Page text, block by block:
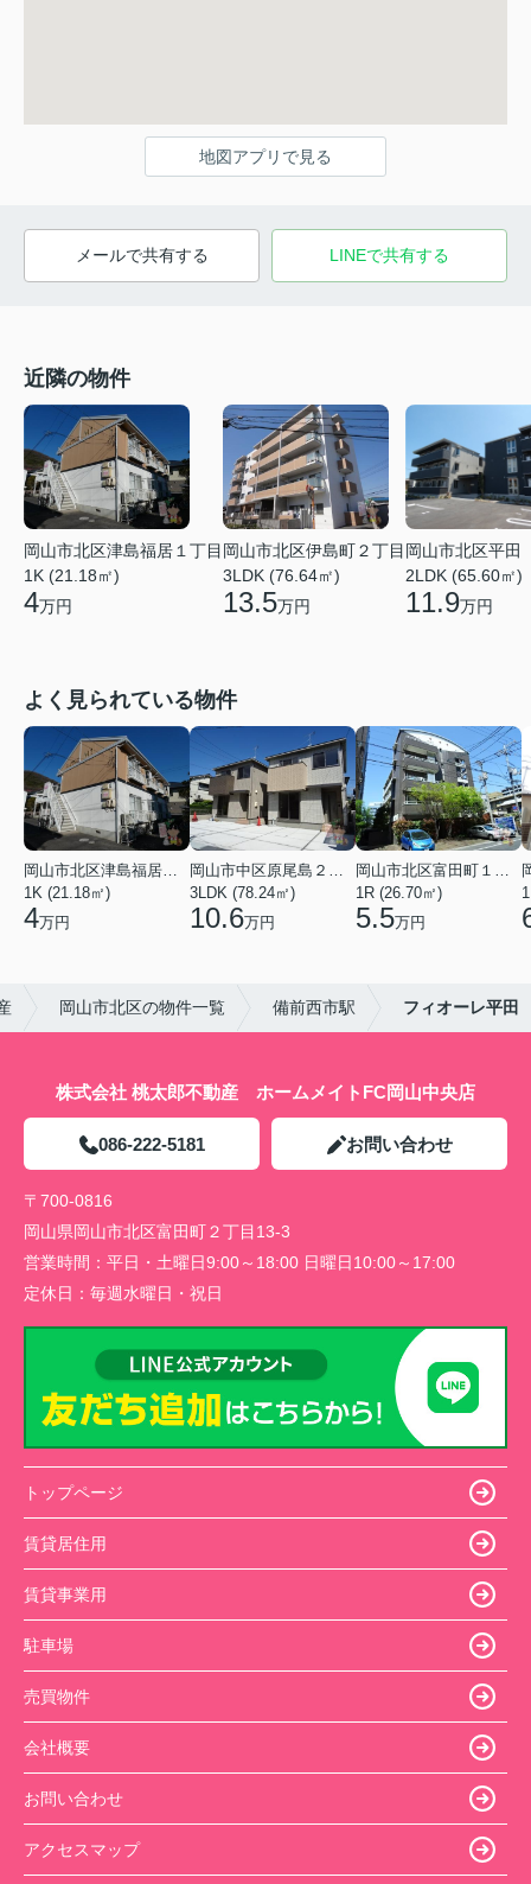
地図アプリで見る
メールで共有する LINEで共有する
近隣の物件
岡山市北区津島福居１丁目
1K (21.18㎡)
4万円
岡山市北区伊島町２丁目
3LDK (76.64㎡)
13.5万円
岡山市北区平田
2LDK (65.60㎡)
11.9万円
よく見られている物件
岡山市北区津島福居１丁目
1K (21.18㎡)
4万円
岡山市中区原尾島２丁目
3LDK (78.24㎡)
10.6万円
岡山市北区富田町１丁目
1R (26.70㎡)
5.5万円
岡山市北区の物件一覧 備前西市駅 フィオーレ平田
株式会社 桃太郎不動産 ホームメイトFC岡山中央店
086-222-5181 お問い合わせ
〒700-0816
岡山県岡山市北区富田町２丁目13-3
営業時間： 平日・土曜日9:00～18:00 日曜日10:00～17:00
定休日： 毎週水曜日・祝日
トップページ
賃貸居住用
賃貸事業用
駐車場
売買物件
会社概要
お問い合わせ
アクセスマップ